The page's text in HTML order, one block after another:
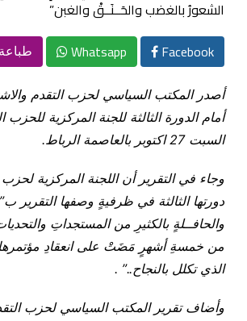
Facebook
Whatsapp طباعة
أصدر المكتب السياسي لحزب التقدم
أمام الدورة الثالثة للجنة المركزية للحزب
السبت 27 اكتوبر بالعاصمة الرباط
.
وجاء في التقرير أن اللجنة المركزية
دورتها الثالثة في ظرفيةٍ وصفها التقرير
والحافــلةٍ بالكثيرِ من المستجداتِ
من خمسةِ أشهرٍ مَضَتْ على انعقادِ مؤتمرها
الذي تكلل بالنجاح..” .
وأضاف تقرير المكتب السياسي لحزب